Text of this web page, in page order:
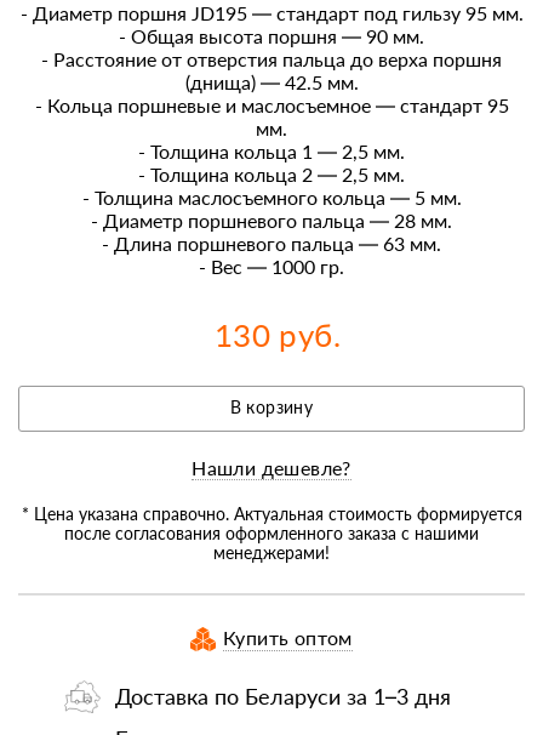
- Диаметр поршня JD195 — стандарт под гильзу 95 мм.
- Общая высота поршня — 90 мм.
- Расстояние от отверстия пальца до верха поршня
(днища) — 42.5 мм.
- Кольца поршневые и маслосъемное — стандарт 95
мм.
- Толщина кольца 1 — 2,5 мм.
- Толщина кольца 2 — 2,5 мм.
- Толщина маслосъемного кольца — 5 мм.
- Диаметр поршневого пальца — 28 мм.
- Длина поршневого пальца — 63 мм.
- Вес — 1000 гр.
130 руб.
В корзину
Нашли дешевле?
* Цена указана справочно. Актуальная стоимость формируется
после согласования оформленного заказа с нашими
менеджерами!
Купить оптом
Доставка по Беларуси за 1–3 дня